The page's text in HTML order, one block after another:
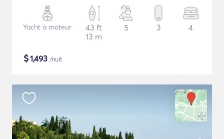
Yacht à moteur
43 ft
13 m
5 3 4
$1,493 /nuit